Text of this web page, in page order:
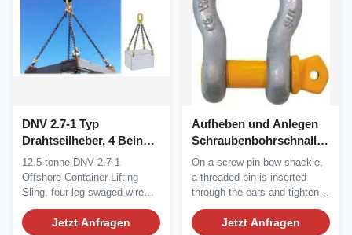
DNV 2.7-1 Typ
Drahtseilheber, 4 Beine
Drahtseilheber 12,5
Tonnen
12.5 tonne DNV 2.7-1
Offshore Container Lifting
Sling, four-leg swaged wire
rope sling, sling...
Jetzt Anfragen
Aufheben und Anlegen
Schraubenbohrschnallen
hervorragende
Korrosionsbeständigkeit
On a screw pin bow shackle,
a threaded pin is inserted
through the ears and tightened
down. The...
Jetzt Anfragen